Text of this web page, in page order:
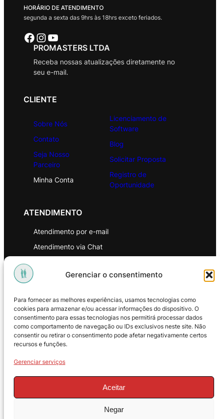
Gerenciar o consentimento
Para fornecer as melhores experiências, usamos tecnologias como
cookies para armazenar e/ou acessar informações do dispositivo. O
consentimento para essas tecnologias nos permitirá processar dados
como comportamento de navegação ou IDs exclusivos neste site. Não
consentir ou retirar o consentimento pode afetar negativamente certos
recursos e funções.
Gerenciar serviços
Aceitar
Negar
HORÁRIO DE ATENDIMENTO
segunda a sexta das 9hrs às 18hrs exceto feriados.
Facebook Instagram Youtube
PROMASTERS LTDA
Receba nossas atualizações diretamente no
seu e-mail.
CLIENTE
Sobre Nós
Contato
Seja Nosso
Parceiro
Minha Conta
Licenciamento de
Software
Blog
Solicitar Proposta
Registro de
Oportunidade
ATENDIMENTO
Atendimento por e-mail
Atendimento via Chat
Política de Privacidade
Política de Troca e Devoluções
Política de Reembolso